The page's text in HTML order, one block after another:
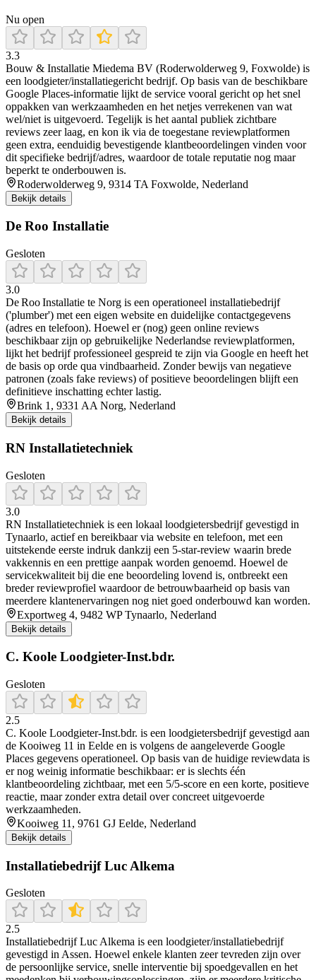
Nu open
3.3
Bouw & Installatie Miedema BV (Roderwolderweg 9, Foxwolde) is
een loodgieter/installatiegericht bedrijf. Op basis van de beschikbare
Google Places-informatie lijkt de service vooral gericht op het snel
oppakken van werkzaamheden en het netjes verrekenen van wat
wel/niet is uitgevoerd. Tegelijk is het aantal publiek zichtbare
reviews zeer laag, en kon ik via de toegestane reviewplatformen
geen extra, eenduidig bevestigende klantbeoordelingen vinden voor
dit specifieke bedrijf/adres, waardoor de totale reputatie nog maar
beperkt te onderbouwen is.
Roderwolderweg 9, 9314 TA Foxwolde, Nederland
Bekijk details
De Roo Installatie
Gesloten
3.0
De Roo Installatie te Norg is een operationeel installatiebedrijf
('plumber') met een eigen website en duidelijke contactgegevens
(adres en telefoon). Hoewel er (nog) geen online reviews
beschikbaar zijn op gebruikelijke Nederlandse reviewplatformen,
lijkt het bedrijf professioneel gespreid te zijn via Google en heeft het
de basis op orde qua vindbaarheid. Zonder bewijs van negatieve
patronen (zoals fake reviews) of positieve beoordelingen blijft een
definitieve inschatting echter lastig.
Brink 1, 9331 AA Norg, Nederland
Bekijk details
RN Installatietechniek
Gesloten
3.0
RN Installatietechniek is een lokaal loodgietersbedrijf gevestigd in
Tynaarlo, actief en bereikbaar via website en telefoon, met een
uitstekende eerste indruk dankzij een 5‑star-review waarin brede
vakkennis en een prettige aanpak worden genoemd. Hoewel de
servicekwaliteit bij die ene beoordeling lovend is, ontbreekt een
breder reviewprofiel waardoor de betrouwbaarheid op basis van
meerdere klantenervaringen nog niet goed onderbouwd kan worden.
Exportweg 4, 9482 WP Tynaarlo, Nederland
Bekijk details
C. Koole Loodgieter-Inst.bdr.
Gesloten
2.5
C. Koole Loodgieter-Inst.bdr. is een loodgietersbedrijf gevestigd aan
de Kooiweg 11 in Eelde en is volgens de aangeleverde Google
Places gegevens operationeel. Op basis van de huidige reviewdata is
er nog weinig informatie beschikbaar: er is slechts één
klantbeoordeling zichtbaar, met een 5/5-score en een korte, positieve
reactie, maar zonder extra detail over concreet uitgevoerde
werkzaamheden.
Kooiweg 11, 9761 GJ Eelde, Nederland
Bekijk details
Installatiebedrijf Luc Alkema
Gesloten
2.5
Installatiebedrijf Luc Alkema is een loodgieter/installatiebedrijf
gevestigd in Assen. Hoewel enkele klanten zeer tevreden zijn over
de persoonlijke service, snelle interventie bij spoedgevallen en het